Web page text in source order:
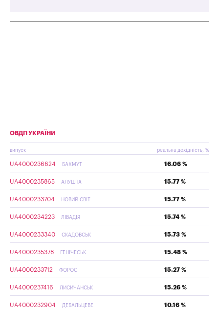
ОВДП УКРАЇНИ
випуск реальна дохідність, %
UA4000236624 БАХМУТ 16.06 %
UA4000235865 АЛУШТА 15.77 %
UA4000233704 НОВИЙ СВІТ 15.77 %
UA4000234223 ЛІВАДІЯ 15.74 %
UA4000233340 СКАДОВСЬК 15.73 %
UA4000235378 ГЕНІЧЕСЬК 15.48 %
UA4000233712 ФОРОС 15.27 %
UA4000237416 ЛИСИЧАНСЬК 15.26 %
UA4000232904 ДЕБАЛЬЦЕВЕ 10.16 %